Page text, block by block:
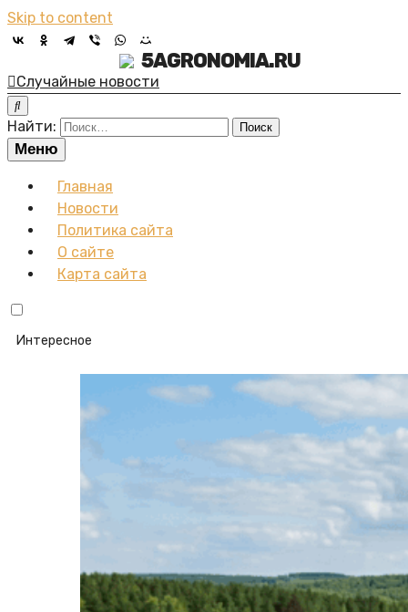
Skip to content
5AGRONOMIA.RU
Случайные новости
Найти:
Меню
Главная
Новости
Политика сайта
О сайте
Карта сайта
Интересное